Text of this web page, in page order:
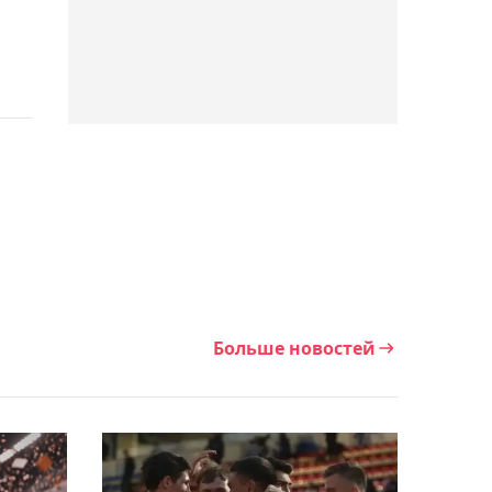
"Сабах" Покатилова
Лиги чемпионов
Больше новостей